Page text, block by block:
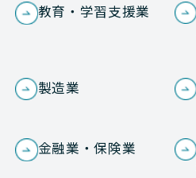
教育・学習支援業
製造業
金融業・保険業